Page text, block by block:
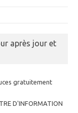
après jour et
gratuitement
D'INFORMATION